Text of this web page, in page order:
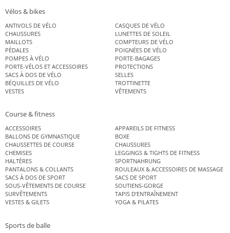
Vélos & bikes
ANTIVOLS DE VÉLO
CASQUES DE VÉLO
CHAUSSURES
LUNETTES DE SOLEIL
MAILLOTS
COMPTEURS DE VÉLO
PÉDALES
POIGNÉES DE VÉLO
POMPES À VÉLO
PORTE-BAGAGES
PORTE-VÉLOS ET ACCESSOIRES
PROTECTIONS
SACS À DOS DE VÉLO
SELLES
BÉQUILLES DE VÉLO
TROTTINETTE
VESTES
VÊTEMENTS
Course & fitness
ACCESSOIRES
APPAREILS DE FITNESS
BALLONS DE GYMNASTIQUE
BOXE
CHAUSSETTES DE COURSE
CHAUSSURES
CHEMISES
LEGGINGS & TIGHTS DE FITNESS
HALTÈRES
SPORTNAHRUNG
PANTALONS & COLLANTS
ROULEAUX & ACCESSOIRES DE MASSAGE
SACS À DOS DE SPORT
SACS DE SPORT
SOUS-VÊTEMENTS DE COURSE
SOUTIENS-GORGE
SURVÊTEMENTS
TAPIS D’ENTRAÎNEMENT
VESTES & GILETS
YOGA & PILATES
Sports de balle